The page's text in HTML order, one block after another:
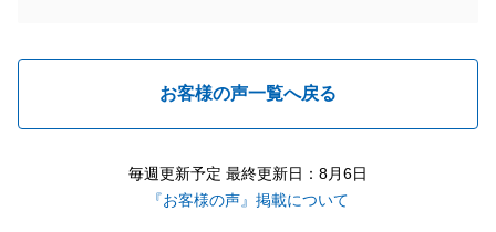
お客様の声一覧へ戻る
毎週更新予定 最終更新日：8月6日
『お客様の声』掲載について